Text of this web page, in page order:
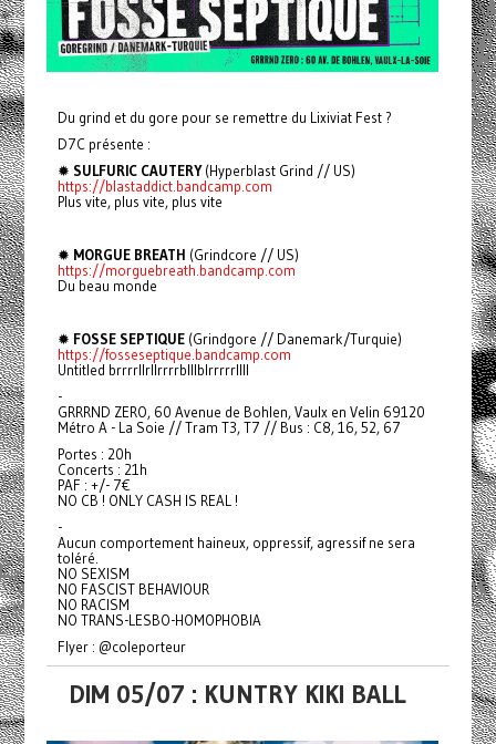
Du grind et du gore pour se remettre du Lixiviat Fest ?
D7C présente :
✹ SULFURIC CAUTERY(Hyperblast Grind // US)
https://blastaddict.bandcamp.com
Plus vite, plus vite, plus vite
✹ MORGUE BREATH (Grindcore // US)
https://morguebreath.bandcamp.com
Du beau monde
✹ FOSSE SEPTIQUE(Grindgore // Danemark/Turquie)
https://fosseseptique.bandcamp.com
Untitled brrrrllrllrrrrblllblrrrrrllll
-
GRRRND ZERO, 60 Avenue de Bohlen, Vaulx en Velin 69120
Métro A - La Soie // Tram T3, T7 // Bus : C8, 16, 52, 67
Portes : 20h
Concerts : 21h
PAF : +/- 7€
NO CB ! ONLY CASH IS REAL !
-
Aucun comportement haineux, oppressif, agressif ne sera
toléré.
NO SEXISM
NO FASCIST BEHAVIOUR
NO RACISM
NO TRANS-LESBO-HOMOPHOBIA
Flyer : @coleporteur
DIM 05/07 : KUNTRY KIKI BALL